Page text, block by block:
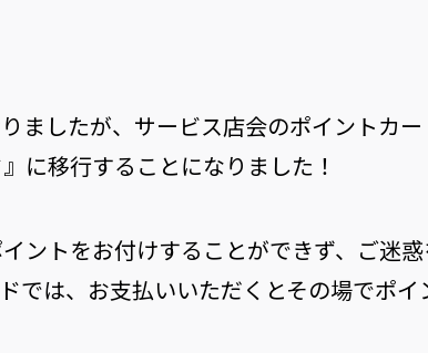
ましたが、サービス店会のポイントカ
に移行することになりました！
ントをお付けすることができず、ご迷
では、お支払いいただくとその場でポイ